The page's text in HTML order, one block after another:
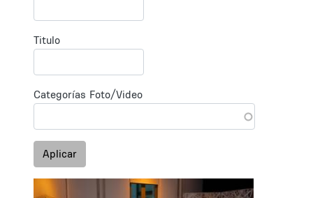
Titulo
Categorías Foto/Video
Aplicar